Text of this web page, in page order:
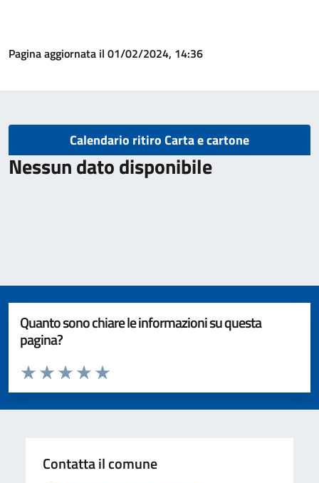
Pagina aggiornata il 01/02/2024, 14:36
Calendario ritiro Carta e cartone
Nessun dato disponibile
Quanto sono chiare le informazioni su questa
pagina?
Valuta da 1 a 5 stelle la pagina
Valuta 5 stelle su 5
Valuta 4 stelle su 5
Valuta 3 stelle su 5
Valuta 2 stelle su 5
Valuta 1 stelle su 5
Contatta il comune